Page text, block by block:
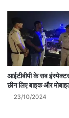
आईटीबीपी के सब
छीन लिए बाइक और
23/10/2024